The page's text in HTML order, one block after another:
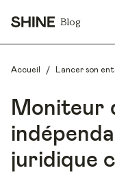
Blog
Accueil / Lancer son
Moniteur
juridique